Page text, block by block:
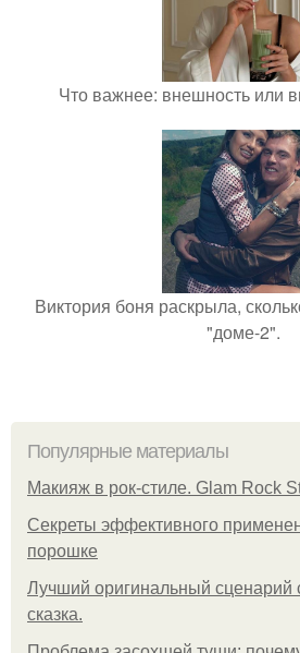
Что важнее: внешность или
Виктория боня раскрыла,
"доме-2".
Популярные материалы
Макияж в рок-стиле. Glam Rock
Секреты эффективного
порошке
Лучший оригинальный сценарий
сказка.